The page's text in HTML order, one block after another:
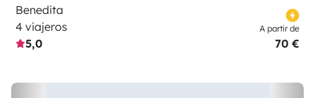
Benedita
4 viajeros
5,0
A partir de
70 €